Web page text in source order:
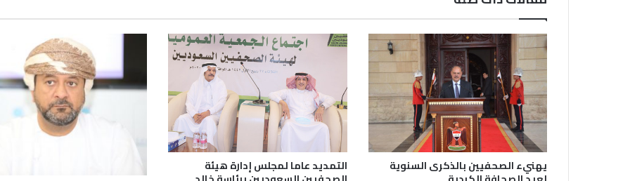
يهنيء الصحفيين بالذكرى السنوية التمديد عاما لمجلس إدارة هيئة